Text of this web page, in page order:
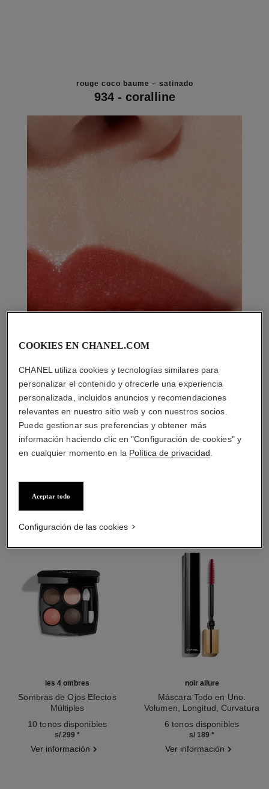
rouge coco baume – satinado
934 - coralline
LA COMBINACIÓN PERFECTA
les 4 ombres
Sombras de Ojos Efectos
Múltiples
10 tonos disponibles
s/ 299 *
Ver información
noir allure
Máscara Todo en Uno:
Volumen, Longitud, Curvatura
6 tonos disponibles
s/ 189 *
Ver información
COOKIES EN CHANEL.COM
CHANEL utiliza cookies y tecnologías similares para
personalizar el contenido y ofrecerle una experiencia
personalizada, incluidos anuncios y recomendaciones
relevantes en nuestro sitio web y con nuestros socios.
Puede gestionar sus preferencias y obtener más
información haciendo clic en "Configuración de cookies" y
en cualquier momento en la Política de privacidad
Aceptar todo
Configuración de las cookies